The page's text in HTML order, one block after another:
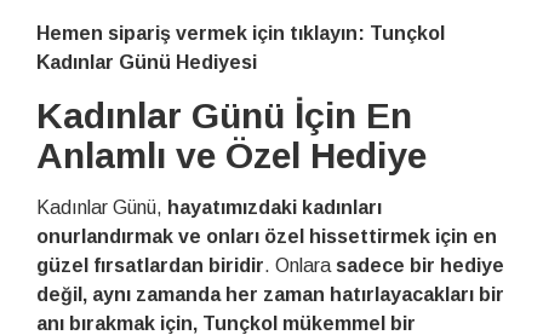
Hemen sipariş vermek için tıklayın: Tunçkol
Kadınlar Günü Hediyesi
Kadınlar Günü İçin En
Anlamlı ve Özel Hediye
Kadınlar Günü, hayatımızdaki kadınları
onurlandırmak ve onları özel hissettirmek için en
güzel fırsatlardan biridir. Onlara sadece bir hediye
değil, aynı zamanda her zaman hatırlayacakları bir
anı bırakmak için, Tunçkol mükemmel bir